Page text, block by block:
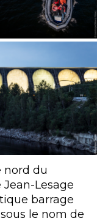
nord du
Lesage
barrage
le nom de